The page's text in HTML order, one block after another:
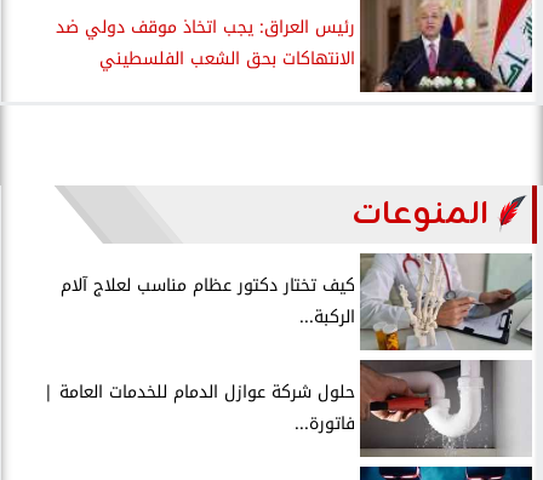
رئيس العراق: يجب اتخاذ موقف دولي ضد
الانتهاكات بحق الشعب الفلسطيني
المنوعات
كيف تختار دكتور عظام مناسب لعلاج آلام
الركبة...
حلول شركة عوازل الدمام للخدمات العامة |
فاتورة...